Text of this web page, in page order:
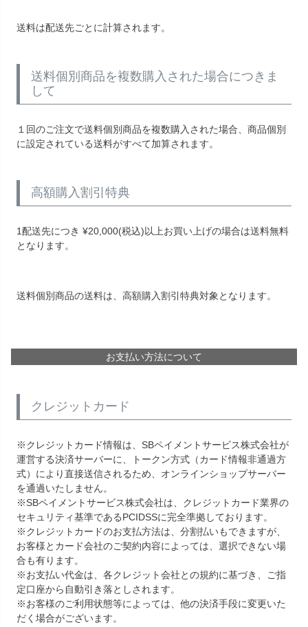
送料は配送先ごとに計算されます。
送料個別商品を複数購入された場合につきま
して
１回のご注文で送料個別商品を複数購入された場合、商品個別
に設定されている送料がすべて加算されます。
高額購入割引特典
1配送先につき ¥20,000(税込)以上お買い上げの場合は送料無料
となります。
送料個別商品の送料は、高額購入割引特典対象となります。
お支払い方法について
クレジットカード
※クレジットカード情報は、SBペイメントサービス株式会社が
運営する決済サーバーに、トークン方式（カード情報非通過方
式）により直接送信されるため、オンラインショップサーバー
を通過いたしません。
※SBペイメントサービス株式会社は、クレジットカード業界の
セキュリティ基準であるPCIDSSに完全準拠しております。
※クレジットカードのお支払方法は、分割払いもできますが、
お客様とカード会社のご契約内容によっては、選択できない場
合も有ります。
※お支払い代金は、各クレジット会社との規約に基づき、ご指
定口座から自動引き落としされます。
※お客様のご利用状態等によっては、他の決済手段に変更いた
だく場合がございます。